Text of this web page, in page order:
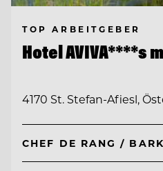
TOP ARBEITGEBER
Hotel AVIVA****s
4170 St. Stefan-Afiesl,
CHEF DE